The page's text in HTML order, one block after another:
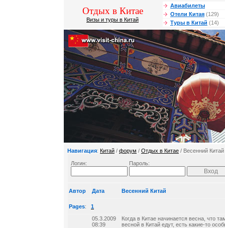
Отдых в Китае
Визы и туры в Китай
Авиабилеты
Отели Китая (129)
Туры в Китай (14)
Навигация: Китай / форум / Отдых в Китае / Весенний Китай
Логин: Пароль:
Автор Дата Весенний Китай
Pages: 1
05.3.2009
08:39
Когда в Китае начинается весна, что
весной в Китай едут, есть какие-то